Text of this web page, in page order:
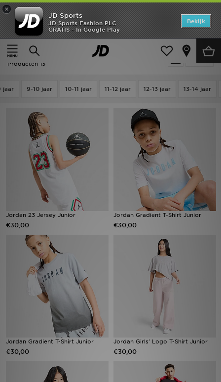
×
JD Sports
JD Sports Fashion PLC
GRATIS - In Google Play
Bekijk
Thuis
Kids Junior Kleding (8-15 jaar) T-shirts & Poloshirts
Kids - Jordan T-shirts & Poloshirts
Producten 13
jaar 9-10 jaar 10-11 jaar 11-12 jaar 12-13 jaar 13-14 jaar
Jordan 23 Jersey Junior
€30,00
Jordan Gradient T-Shirt Junior
€30,00
Jordan Gradient T-Shirt Junior
€30,00
Jordan Girls' Logo T-Shirt Junior
€30,00
Home
Offers
New In
Collecties
Voetbal
Vind een winkel
Bestelling traceren
Klantenservice
Download de app
Wie wij zijn